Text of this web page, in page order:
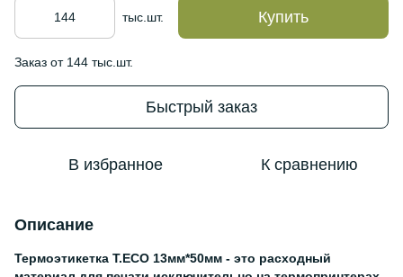
тыс.шт. Купить
Заказ от 144 тыс.шт.
Быстрый заказ
В избранное К сравнению
Описание
Термоэтикетка Т.ECO 13мм*50мм - это расходный